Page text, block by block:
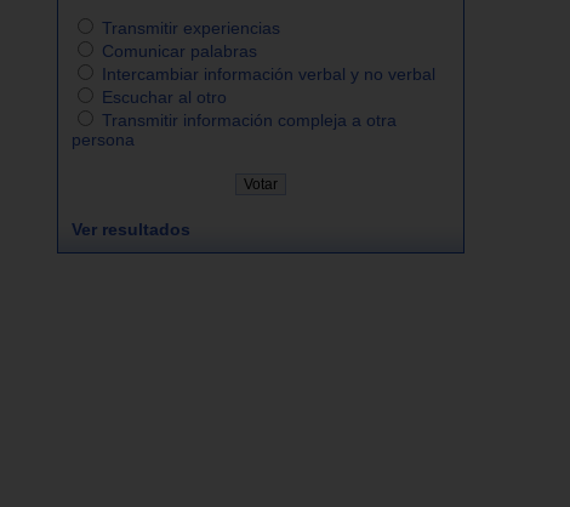
Transmitir experiencias
Comunicar palabras
Intercambiar información verbal y no verbal
Escuchar al otro
Transmitir información compleja a otra
persona
Ver resultados